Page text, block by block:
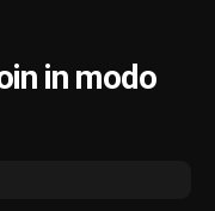
in modo